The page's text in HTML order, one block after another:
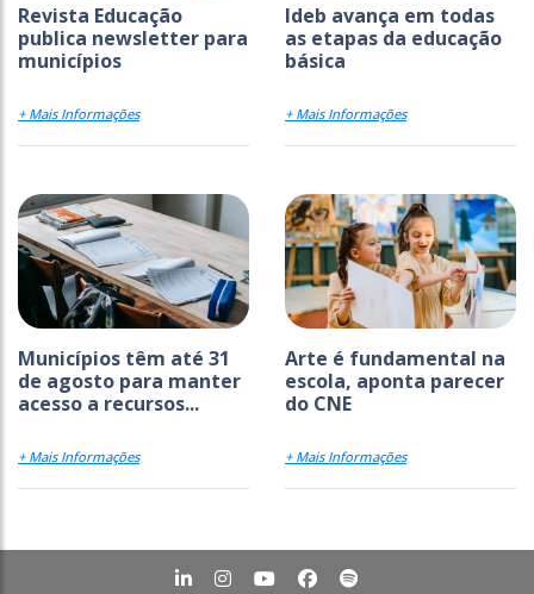
Revista Educação
publica newsletter para
municípios
+ Mais Informações
Ideb avança em todas
as etapas da educação
básica
+ Mais Informações
Municípios têm até 31
de agosto para manter
acesso a recursos...
+ Mais Informações
Arte é fundamental na
escola, aponta parecer
do CNE
+ Mais Informações